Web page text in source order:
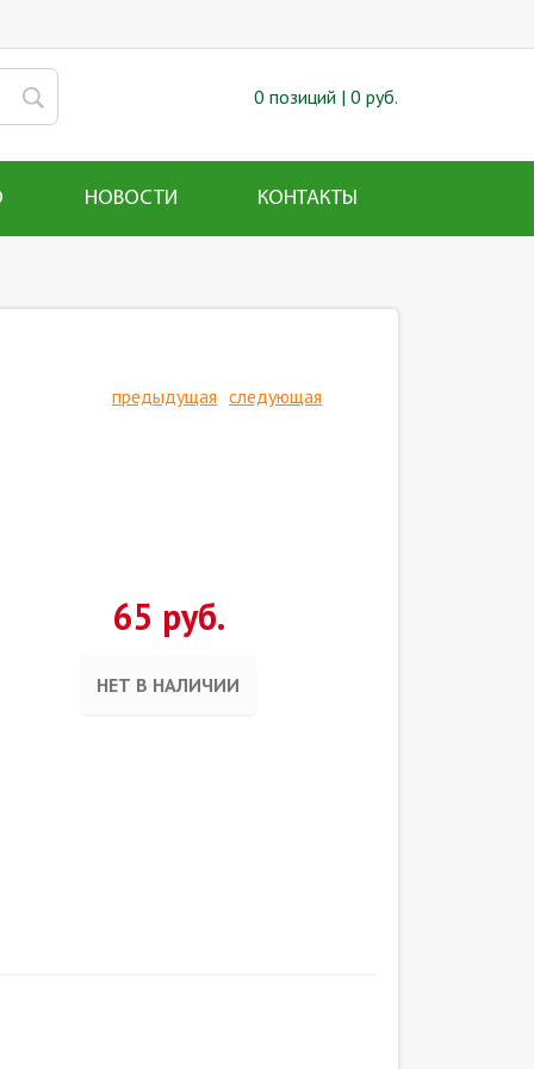
0 позиций | 0 руб.
НОВОСТИ КОНТАКТЫ
предыдущая следующая
65 руб.
НЕТ В НАЛИЧИИ